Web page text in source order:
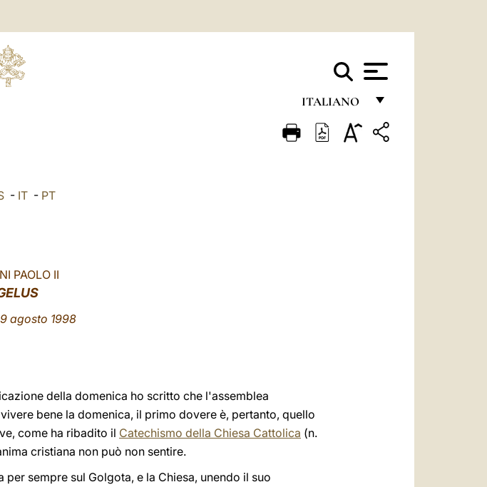
ITALIANO
FRANÇAIS
- IT- PT
PAOLO II
agosto 1998
della domenica ho scritto che l'assemblea
bene la domenica, il primo dovere è, pertanto, quello
come ha ribadito il Catechismo della Chiesa Cattolica (n.
cristiana non può non sentire.
sempre sul Golgota, e la Chiesa, unendo il suo